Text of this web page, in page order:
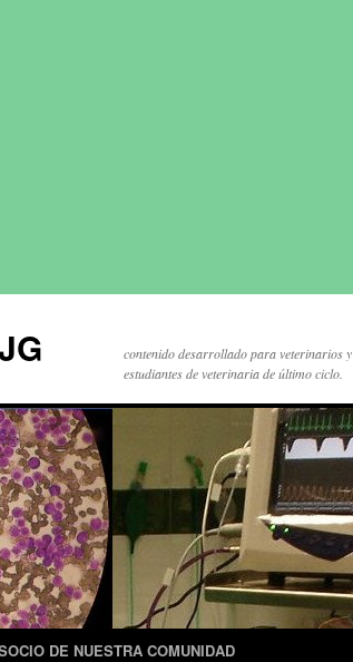
contenido desarrollado para veterinarios y
estudiantes de veterinaria de último ciclo.
DE NUESTRA COMUNIDAD